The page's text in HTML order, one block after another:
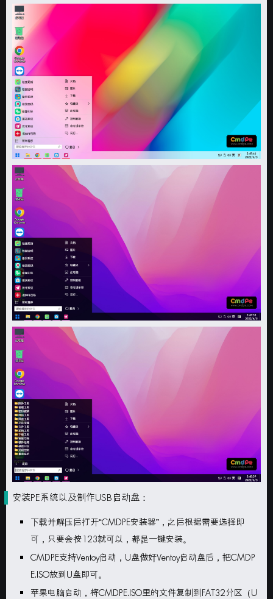
安装PE系统以及制作USB启动盘：
下载并解压后打开“CMDPE安装器”，之后根据需要选择即
可，只要会按123就可以，都是一键安装。
CMDPE支持Ventoy启动， U盘做好Ventoy启动盘后，把CMDP
E.ISO放到U盘即可。
苹果电脑启动，将CMDPE.ISO里的文件复制到FAT32分区（U